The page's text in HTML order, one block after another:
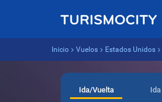
Inicio Vuelos Estados Unidos
Ida/Vuelta Ida